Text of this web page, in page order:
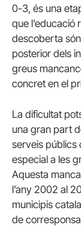
0-3, és una
que l’educació
descoberta
posterior dels
greus
concret en el
La dificultat
una gran part
serveis públics
especial a les
Aquesta
l’any 2002 al
municipis
de